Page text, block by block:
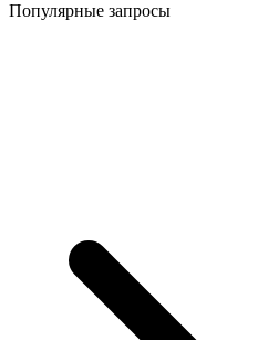
Популярные запросы